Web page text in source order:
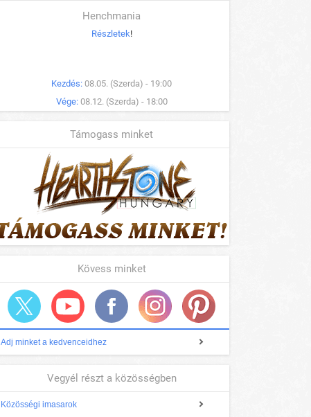
Henchmania
Részletek!
Kezdés: 08.05. (Szerda) - 19:00
Vége: 08.12. (Szerda) - 18:00
Támogass minket
Kövess minket
Adj minket a kedvenceidhez
Vegyél részt a közösségben
Közösségi imasarok